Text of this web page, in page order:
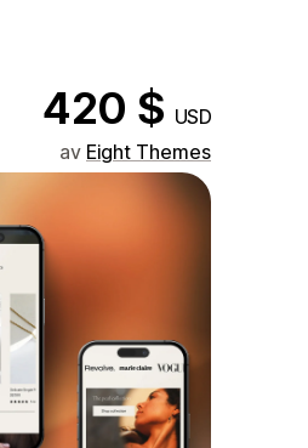
420 $ USD
av Eight Themes